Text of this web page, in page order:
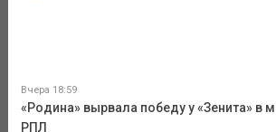
Вчера 18:59
«Родина» вырвала победу у «Зенита» в
РПЛ